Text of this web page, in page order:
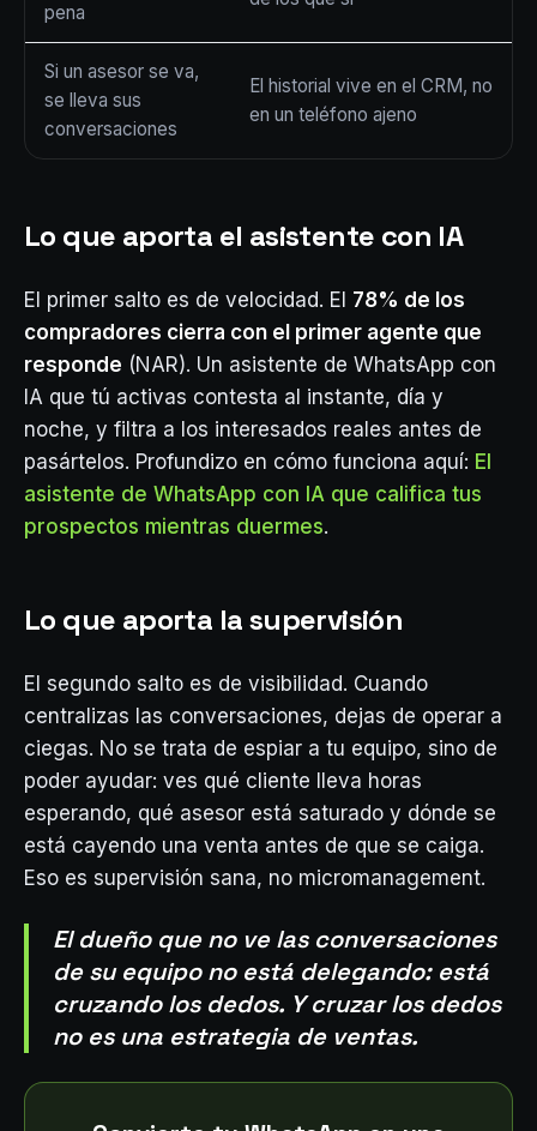
pena
Si un asesor se va,
se lleva sus
conversaciones
El historial vive en el CRM, no
en un teléfono ajeno
Lo que aporta el asistente con IA
El primer salto es de velocidad. El 78% de los
compradores cierra con el primer agente que
responde (NAR). Un asistente de WhatsApp con
IA que tú activas contesta al instante, día y
noche, y filtra a los interesados reales antes de
pasártelos. Profundizo en cómo funciona aquí: El
asistente de WhatsApp con IA que califica tus
prospectos mientras duermes.
Lo que aporta la supervisión
El segundo salto es de visibilidad. Cuando
centralizas las conversaciones, dejas de operar a
ciegas. No se trata de espiar a tu equipo, sino de
poder ayudar: ves qué cliente lleva horas
esperando, qué asesor está saturado y dónde se
está cayendo una venta antes de que se caiga.
Eso es supervisión sana, no micromanagement.
El dueño que no ve las conversaciones
de su equipo no está delegando: está
cruzando los dedos. Y cruzar los dedos
no es una estrategia de ventas.